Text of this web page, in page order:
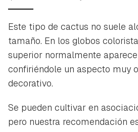
Este tipo de cactus no suele
tamaño. En los globos
superior normalmente
confiriéndole un aspecto muy
decorativo.
Se pueden cultivar en
pero nuestra recomendación